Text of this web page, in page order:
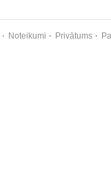
Noteikumi Privātums